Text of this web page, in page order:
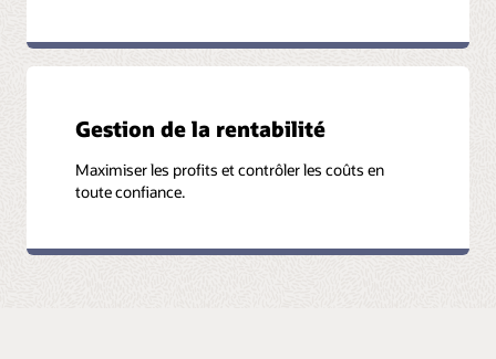
Gestion de la rentabilité
Maximiser les profits et contrôler les coûts en
toute confiance.